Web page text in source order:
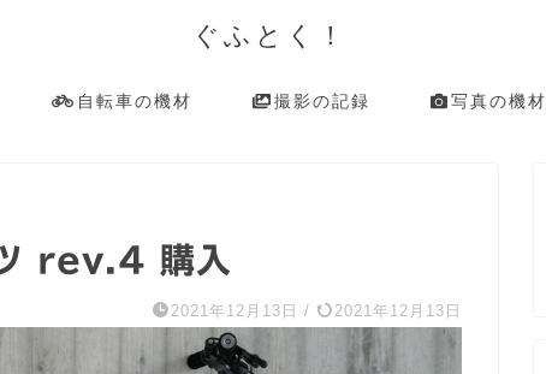
ぐふとく！
自転車の機材 撮影の記録 写真の機材
rev.4 購入
2021年12月13日 / 2021年12月13日